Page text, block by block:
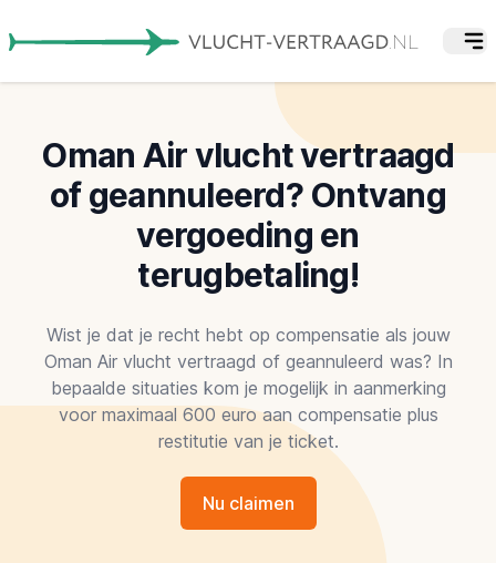
Oman Air vlucht vertraagd
of geannuleerd? Ontvang
vergoeding en
terugbetaling!
Wist je dat je recht hebt op compensatie als jouw
Oman Air vlucht vertraagd of geannuleerd was? In
bepaalde situaties kom je mogelijk in aanmerking
voor maximaal 600 euro aan compensatie plus
restitutie van je ticket.
Nu claimen